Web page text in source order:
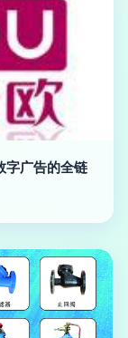
字广告的全链